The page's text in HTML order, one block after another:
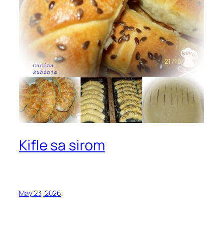
Kifle sa sirom
May 23, 2026